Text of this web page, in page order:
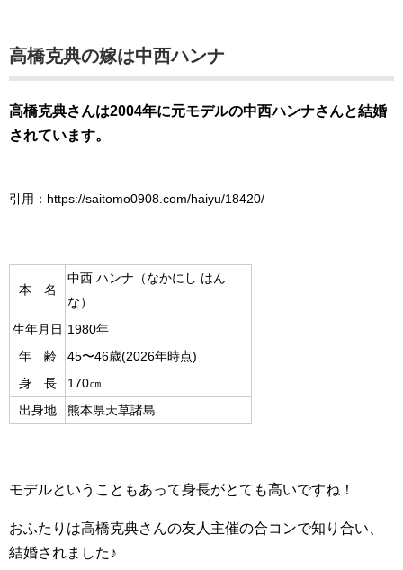
高橋克典の嫁は中西ハンナ
高橋克典さんは2004年に元モデルの中西ハンナさんと結婚
されています。
引用：https://saitomo0908.com/haiyu/18420/
本 名
中西 ハンナ（なかにし はん
な）
生年月日 1980年
年 齢
45〜46歳(2026年時点)
身 長
170㎝
出身地
熊本県天草諸島
モデルということもあって身長がとても高いですね！
おふたりは高橋克典さんの友人主催の合コンで知り合い、
結婚されました♪